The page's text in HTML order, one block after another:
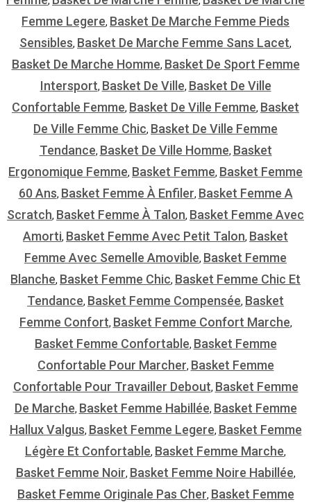
Femme Legere, Basket De Marche Femme Pieds
Sensibles, Basket De Marche Femme Sans Lacet,
Basket De Marche Homme, Basket De Sport Femme
Intersport, Basket De Ville, Basket De Ville
Confortable Femme, Basket De Ville Femme, Basket
De Ville Femme Chic, Basket De Ville Femme
Tendance, Basket De Ville Homme, Basket
Ergonomique Femme, Basket Femme, Basket Femme
60 Ans, Basket Femme À Enfiler, Basket Femme A
Scratch, Basket Femme À Talon, Basket Femme Avec
Amorti, Basket Femme Avec Petit Talon, Basket
Femme Avec Semelle Amovible, Basket Femme
Blanche, Basket Femme Chic, Basket Femme Chic Et
Tendance, Basket Femme Compensée, Basket
Femme Confort, Basket Femme Confort Marche,
Basket Femme Confortable, Basket Femme
Confortable Pour Marcher, Basket Femme
Confortable Pour Travailler Debout, Basket Femme
De Marche, Basket Femme Habillée, Basket Femme
Hallux Valgus, Basket Femme Legere, Basket Femme
Légère Et Confortable, Basket Femme Marche,
Basket Femme Noir, Basket Femme Noire Habillée,
Basket Femme Originale Pas Cher, Basket Femme